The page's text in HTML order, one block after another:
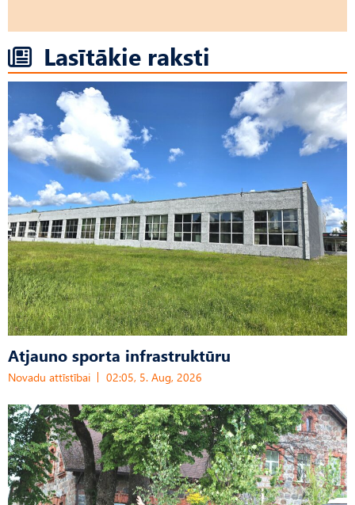
Lasītākie raksti
Atjauno sporta infrastruktūru
Novadu attīstībai 02:05, 5. Aug, 2026